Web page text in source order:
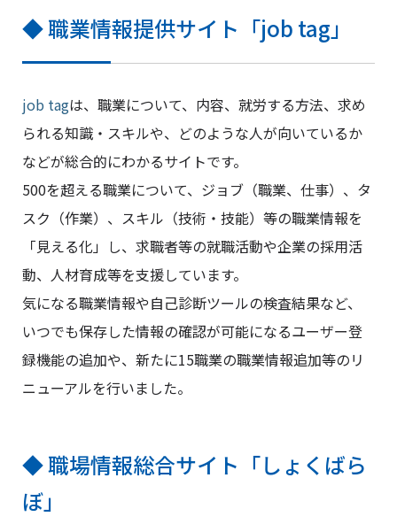
◆ 職業情報提供サイト「job tag」
job tagは、職業について、内容、就労する方法、求め
られる知識・スキルや、どのような人が向いているか
などが総合的にわかるサイトです。
500を超える職業について、ジョブ（職業、仕事）、タ
スク（作業）、スキル（技術・技能）等の職業情報を
「見える化」し、求職者等の就職活動や企業の採用活
動、人材育成等を支援しています。
気になる職業情報や自己診断ツールの検査結果など、
いつでも保存した情報の確認が可能になるユーザー登
録機能の追加や、新たに15職業の職業情報追加等のリ
ニューアルを行いました。
◆ 職場情報総合サイト「しょくばら
ぼ」